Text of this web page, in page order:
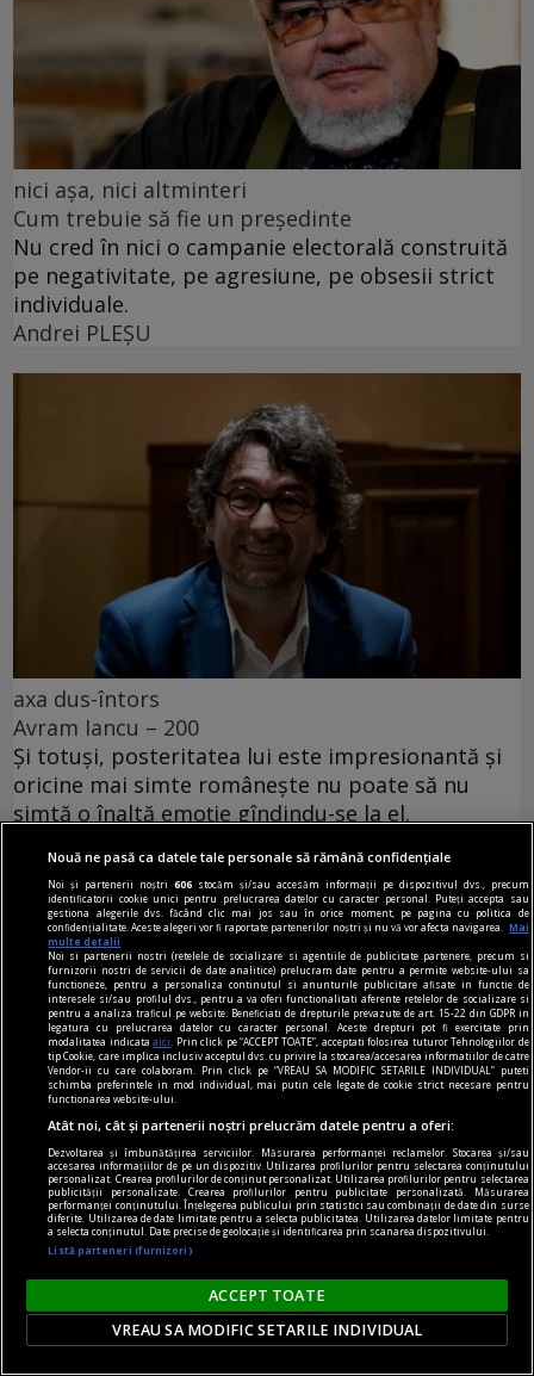
nici așa, nici altminteri
Cum trebuie să fie un președinte
Nu cred în nici o campanie electorală construită
pe negativitate, pe agresiune, pe obsesii strict
individuale.
Andrei PLEŞU
axa dus-întors
Avram Iancu – 200
Și totuși, posteritatea lui este impresionantă și
oricine mai simte românește nu poate să nu
simtă o înaltă emoție gîndindu-se la el.
accent pe istorie
Lech Walesa, din istorie și din prezent
Stocul pare limitat, istoria continuă.
Nouă ne pasă ca datele tale personale să rămână confidențiale
Noi și partenerii noștri606 stocăm și/sau accesăm informații pe dispozitivul dvs., precum
identificatorii cookie unici pentru prelucrarea datelor cu caracter personal. Puteți accepta sau
gestiona alegerile dvs. făcând clic mai jos sau în orice moment, pe pagina cu politica de
confidențialitate. Aceste alegeri vor fi raportate partenerilor noștri și nu vă vor afecta navigarea.
Mai
multe detalii
Noi si partenerii nostri (retelele de socializare si agentiile de publicitate partenere, precum si
furnizorii nostri de servicii de date analitice) prelucram date pentru a permite website-ului sa
functioneze, pentru a personaliza continutul si anunturile publicitare afisate in functie de
interesele si/sau profilul dvs., pentru a va oferi functionalitati aferente retelelor de socializare si
pentru a analiza traficul pe website. Beneficiati de drepturile prevazute de art. 15-22 din GDPR in
legatura cu prelucrarea datelor cu caracter personal. Aceste drepturi pot fi exercitate prin
modalitatea indicataaici
. Prin click pe “ACCEPT TOATE”, acceptati folosirea tuturor Tehnologiilor de
tip Cookie, care implica inclusiv acceptul dvs. cu privire la stocarea/accesarea informatiilor de catre
Vendor-ii cu care colaboram. Prin click pe “VREAU SA MODIFIC SETARILE INDIVIDUAL” puteti
schimba preferintele in mod individual, mai putin cele legate de cookie strict necesare pentru
functionarea website-ului.
Atât noi, cât și partenerii noștri prelucrăm datele pentru a oferi:
Dezvoltarea și îmbunătățirea serviciilor. Măsurarea performanței reclamelor. Stocarea și/sau
accesarea informațiilor de pe un dispozitiv. Utilizarea profilurilor pentru selectarea conținutului
personalizat. Crearea profilurilor de conținut personalizat. Utilizarea profilurilor pentru selectarea
publicității personalizate. Crearea profilurilor pentru publicitate personalizată. Măsurarea
performanței conținutului. Înțelegerea publicului prin statistici sau combinații de date din surse
diferite. Utilizarea de date limitate pentru a selecta publicitatea. Utilizarea datelor limitate pentru
a selecta conținutul. Date precise de geolocație și identificarea prin scanarea dispozitivului.
Listă parteneri (furnizori)
ACCEPT TOATE
VREAU SA MODIFIC SETARILE INDIVIDUAL